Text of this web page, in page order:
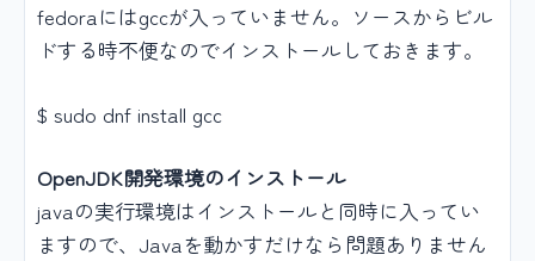
fedoraにはgccが入っていません。ソースからビル
ドする時不便なのでインストールしておきます。
$ sudo dnf install gcc
OpenJDK開発環境のインストール
javaの実行環境はインストールと同時に入ってい
ますので、Javaを動かすだけなら問題ありません